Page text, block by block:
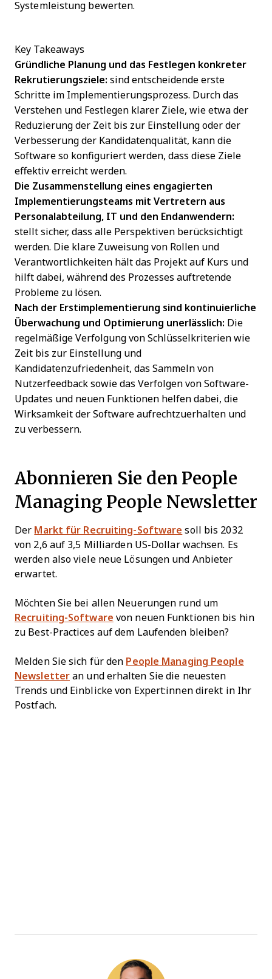
Systemleistung bewerten.
Key Takeaways
Gründliche Planung und das Festlegen konkreter
Rekrutierungsziele: sind entscheidende erste
Schritte im Implementierungsprozess. Durch das
Verstehen und Festlegen klarer Ziele, wie etwa der
Reduzierung der Zeit bis zur Einstellung oder der
Verbesserung der Kandidatenqualität, kann die
Software so konfiguriert werden, dass diese Ziele
effektiv erreicht werden.
Die Zusammenstellung eines engagierten
Implementierungsteams mit Vertretern aus
Personalabteilung, IT und den Endanwendern:
stellt sicher, dass alle Perspektiven berücksichtigt
werden. Die klare Zuweisung von Rollen und
Verantwortlichkeiten hält das Projekt auf Kurs und
hilft dabei, während des Prozesses auftretende
Probleme zu lösen.
Nach der Erstimplementierung sind kontinuierliche
Überwachung und Optimierung unerlässlich: Die
regelmäßige Verfolgung von Schlüsselkriterien wie
Zeit bis zur Einstellung und
Kandidatenzufriedenheit, das Sammeln von
Nutzerfeedback sowie das Verfolgen von Software-
Updates und neuen Funktionen helfen dabei, die
Wirksamkeit der Software aufrechtzuerhalten und
zu verbessern.
Abonnieren Sie den People
Managing People Newsletter
Der Markt für Recruiting-Software soll bis 2032
von 2,6 auf 3,5 Milliarden US-Dollar wachsen. Es
werden also viele neue Lösungen und Anbieter
erwartet.
Möchten Sie bei allen Neuerungen rund um
Recruiting-Software von neuen Funktionen bis hin
zu Best-Practices auf dem Laufenden bleiben?
Melden Sie sich für den People Managing People
Newsletter an und erhalten Sie die neuesten
Trends und Einblicke von Expert:innen direkt in Ihr
Postfach.